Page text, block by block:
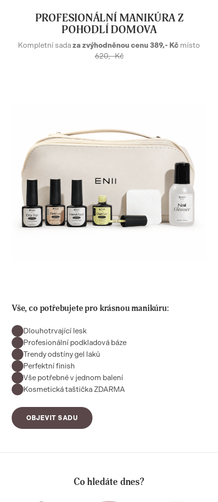
PROFESIONÁLNÍ MANIKÚRA Z
POHODLÍ DOMOVA
Kompletní sadaza zvýhodněnou cenu 389,- Kč místo
620,- Kč
Vše, co potřebujete pro krásnou manikúru:
Dlouhotrvající lesk
Profesionální podkladová báze
Trendy odstíny gel laků
Perfektní finish
Vše potřebné v jednom balení
Kosmetická taštička ZDARMA
OBJEVIT SADU
Co hledáte dnes?